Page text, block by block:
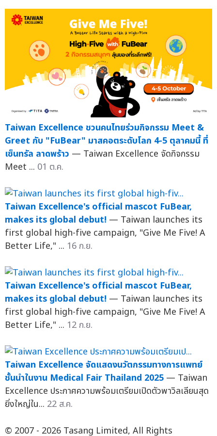
Taiwan Excellence ชวนคนไทยร่วมกิจกรรม Meet &
Greet กับ "FuBear" มาสคอตระดับโลก 4-5 ตุลาคมนี้ ที่
เซ็นทรัล ลาดพร้าว — Taiwan Excellence จัดกิจกรรม
Meet ... 01 ต.ค.
Taiwan Excellence's official mascot FuBear,
makes its global debut! — Taiwan launches its
first global high-five campaign, "Give Me Five! A
Better Life," ... 16 ก.ย.
Taiwan Excellence's official mascot FuBear,
makes its global debut! — Taiwan launches its
first global high-five campaign, "Give Me Five! A
Better Life," ... 12 ก.ย.
Taiwan Excellence จัดแสดงนวัตกรรมทางการแพทย์
ชั้นนำในงาน Medical Fair Thailand 2025 — Taiwan
Excellence ประกาศความพร้อมเตรียมเปิดตัวพาวิลเลียนสุด
ยิ่งใหญ่ใน... 22 ส.ค.
© 2007 - 2026 Tasang Limited, All Rights